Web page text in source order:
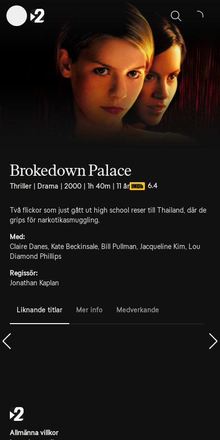
Sök
Brokedown Palace
Thriller | Drama | 2000 | 1h 40m | 11 år 6.4
Två flickor som just gått ut high school reser till Thailand, där de
grips för narkotikasmuggling.
Med:
Claire Danes, Kate Beckinsale, Bill Pullman, Jacqueline Kim, Lou
Diamond Phillips
Regissör:
Jonathan Kaplan
Liknande titlar Mer info Medverkande
Allmänna villkor